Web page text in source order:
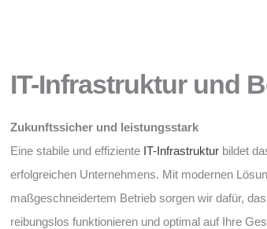
IT-Infrastruktur und
Zukunftssicher und leistungsstark
Eine stabile und effiziente IT-Infrastruktur bildet
erfolgreichen Unternehmens. Mit modernen
maßgeschneidertem Betrieb sorgen wir dafür,
reibungslos funktionieren und optimal auf Ihre